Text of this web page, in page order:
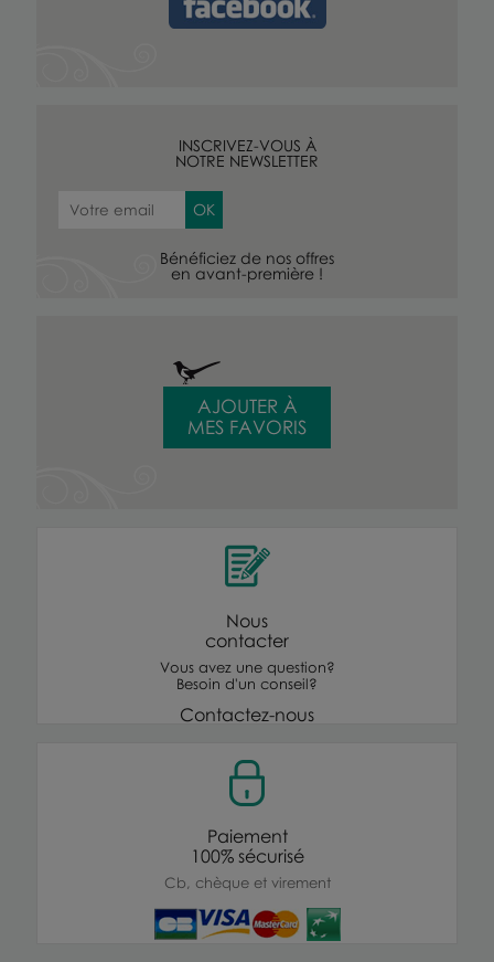
INSCRIVEZ-VOUS À
NOTRE NEWSLETTER
Bénéficiez de nos offres
en avant-première !
AJOUTER À
MES FAVORIS
Nous
contacter
Vous avez une question?
Besoin d'un conseil?
Contactez-nous
Paiement
100% sécurisé
Cb, chèque et virement